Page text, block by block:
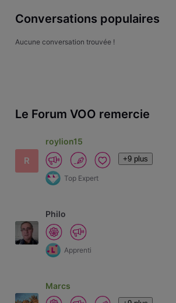
Conversations populaires
Aucune conversation trouvée !
Le Forum VOO remercie
R
roylion15
+9 plus
Top Expert
Philo
Apprenti
Marcs